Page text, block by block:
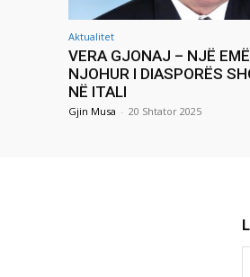
Aktualitet
VERA GJONAJ – NJË
NJOHUR I DIASPORËS
NË ITALI
Gjin Musa - 20 Shtator 2025